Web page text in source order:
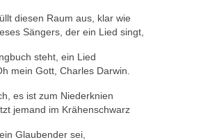
diesen Raum aus, klar wie
Sängers, der ein Lied singt,
steht, ein Lied
mein Gott, Charles Darwin.
es ist zum Niederknien
jemand im Krähenschwarz
Glaubender sei,